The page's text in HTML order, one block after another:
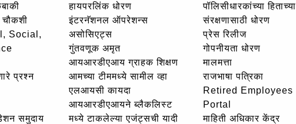
चौकशी
Social,
प्रश्न
समुदाय
हायपरलिंक धोरण
इंटरनॅशनल ऑपरेशन्स
असोसिएट्स
गुंतवणूक अमृत
आयआरडीएआय ग्राहक शिक्षण
आमच्या टीममध्ये सामील व्हा
एलआयसी कायदा
आयआरडीएआयने ब्लैकलिस्ट
मध्ये टाकलेल्या एजंट्सची यादी
पॉलिसीधारकांच्या हिताच्या
संरक्षणासाठी धोरण
प्रेस रिलीज
गोपनीयता धोरण
मालमत्ता
राजभाषा पत्रिका
Retired Employees
Portal
माहिती अधिकार केंद्र